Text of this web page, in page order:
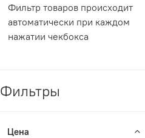
Фильтр товаров происходит
автоматически при каждом
нажатии чекбокса
Фильтры
Цена